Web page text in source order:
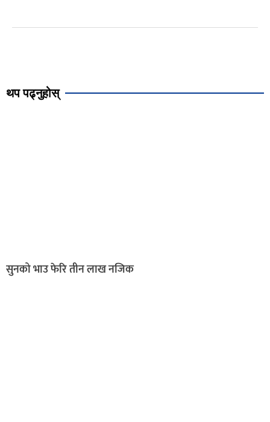
थप पढ्नुहोस्
सुनको भाउ फेरि तीन लाख नजिक